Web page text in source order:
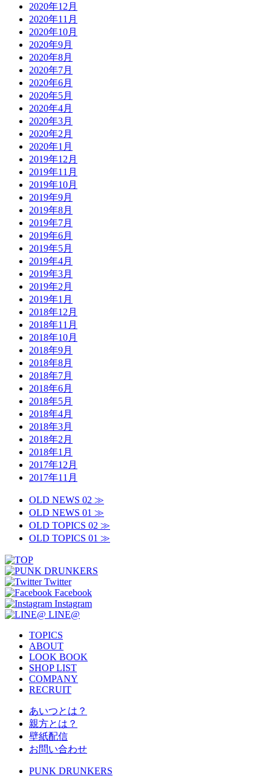
2020年12月
2020年11月
2020年10月
2020年9月
2020年8月
2020年7月
2020年6月
2020年5月
2020年4月
2020年3月
2020年2月
2020年1月
2019年12月
2019年11月
2019年10月
2019年9月
2019年8月
2019年7月
2019年6月
2019年5月
2019年4月
2019年3月
2019年2月
2019年1月
2018年12月
2018年11月
2018年10月
2018年9月
2018年8月
2018年7月
2018年6月
2018年5月
2018年4月
2018年3月
2018年2月
2018年1月
2017年12月
2017年11月
OLD NEWS 02 ≫
OLD NEWS 01 ≫
OLD TOPICS 02 ≫
OLD TOPICS 01 ≫
Twitter
Facebook
Instagram
LINE@
TOPICS
ABOUT
LOOK BOOK
SHOP LIST
COMPANY
RECRUIT
あいつとは？
親方とは？
壁紙配信
お問い合わせ
PUNK DRUNKERS